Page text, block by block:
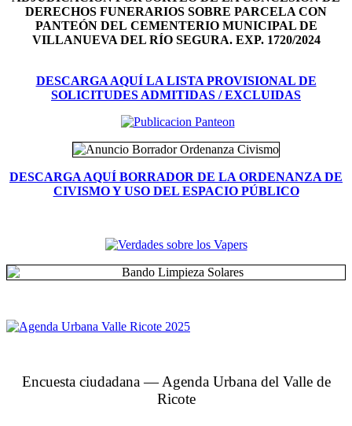
DERECHOS FUNERARIOS SOBRE PARCELA CON
PANTEÓN DEL CEMENTERIO MUNICIPAL DE
VILLANUEVA DEL RÍO SEGURA. EXP. 1720/2024
DESCARGA AQUÍ LA LISTA PROVISIONAL DE
SOLICITUDES ADMITIDAS / EXCLUIDAS
DESCARGA AQUÍ BORRADOR DE LA ORDENANZA DE
CIVISMO Y USO DEL ESPACIO PÚBLICO
Encuesta ciudadana — Agenda Urbana del Valle de
Ricote